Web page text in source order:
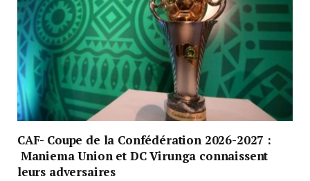
CAF- Coupe de la Confédération 2026-2027 :
Maniema Union et DC Virunga connaissent
leurs adversaires